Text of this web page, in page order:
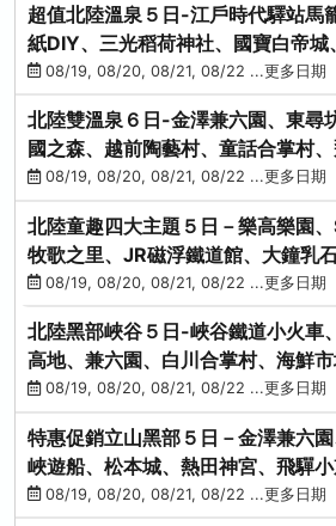
超值北陸溫泉５日-江戶時代驛站馬
紙DIY、三光稻荷神社、國寶白帝城
街、下呂溫泉
08/19, 08/20, 08/21, 08/22 ...更多日期
北陸雙溫泉６日-金澤兼六園、東尋
國之森、越前陶藝村、童話合掌村
幡08/19, 08/20, 08/21, 08/22 ...更多日期
北陸童趣四大主題５日－樂高樂園、
牧歌之里、JR磁浮鐵道館、大鐘乳
邊吃08/19, 08/20, 08/21, 08/22 ...更多日期
北陸黑部峽谷５日-峽谷鐵道小火車
高地、兼六園、白川合掌村、海鮮
雙溫泉
08/19, 08/20, 08/21, 08/22 ...更多日期
特惠促銷立山黑部５日－金澤兼六
峽遊船、松本城、熱田神宮、飛驒
08/19, 08/20, 08/21, 08/22 ...更多日期